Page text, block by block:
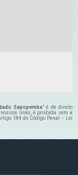
Sapopemba" é de direito
nossos links, é proibida sem a
184 do Código Penal –Lei